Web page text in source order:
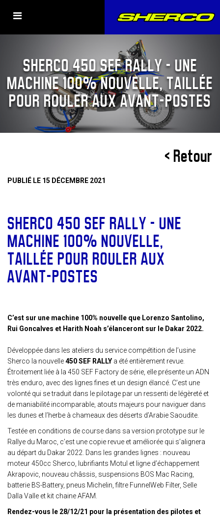
SHERCO 450 SEF RALLY – UNE
MACHINE 100% NOUVELLE, TAILLÉE
POUR ROULER AUX AVANT-POSTES
< Retour
PUBLIÉ LE 15 DÉCEMBRE 2021
SHERCO 450 SEF RALLY – UNE
MACHINE 100% NOUVELLE,
TAILLÉE POUR ROULER AUX
AVANT-POSTES
C’est sur une machine 100% nouvelle que Lorenzo Santolino,
Rui Goncalves et Harith Noah s’élanceront sur le Dakar 2022.
Développée dans les ateliers du service compétition de l’usine
Sherco la nouvelle450 SEF RALLY a été entièrement revue.
Étroitement liée à la 450 SEF Factory de série, elle présente un ADN
très enduro, avec des lignes fines et un design élancé. C’est une
volonté qui se traduit dans le pilotage par un ressenti de légèreté et
de maniabilité incomparable, atouts majeurs pour naviguer dans
les dunes et l’herbe à chameaux des déserts d’Arabie Saoudite.
Testée en conditions de course dans sa version prototype sur le
Rallye du Maroc, c’est une copie revue et améliorée qui s’alignera
au départ du Dakar 2022. Dans les grandes lignes : nouveau
moteur 450cc Sherco, lubrifiants Motul et ligne d’échappement
Akrapovic, nouveau châssis, suspensions BOS Mac Racing,
batterie BS-Battery, pneus Michelin, filtre FunnelWeb Filter, Selle
Dalla Valle et kit chaine AFAM.
Rendez-vous le 28/12/21 pour la présentation des pilotes et